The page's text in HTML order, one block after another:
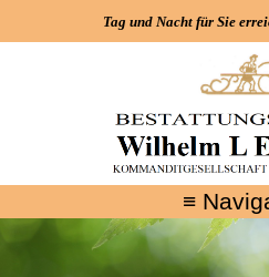
Tag und Nacht für Sie
≡